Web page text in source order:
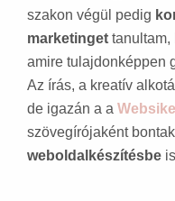
szakon végül pedig
marketinget tanultam,
amire tulajdonképpen
Az írás, a kreatív
de igazán a a
szövegírójaként
weboldalkészítésbe